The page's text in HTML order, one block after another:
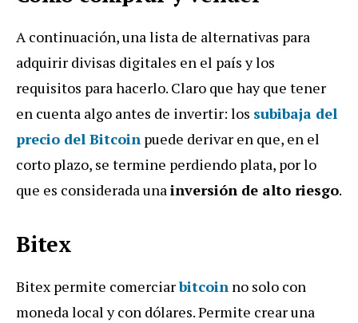
A continuación, una lista de alternativas para
adquirir divisas digitales en el país y los
requisitos para hacerlo. Claro que hay que tener
en cuenta algo antes de invertir: los subibaja del
precio del Bitcoin puede derivar en que, en el
corto plazo, se termine perdiendo plata, por lo
que es considerada unainversión de alto riesgo.
Bitex
Bitex permite comerciarbitcoin no solo con
moneda local y con dólares. Permite crear una